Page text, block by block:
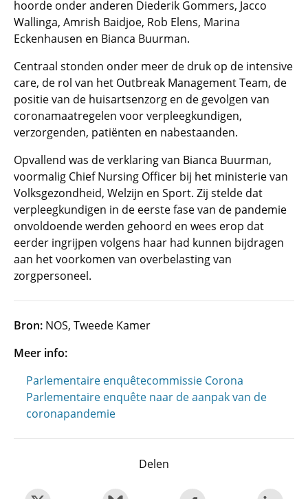
hoorde onder anderen Diederik Gommers, Jacco
Wallinga, Amrish Baidjoe, Rob Elens, Marina
Eckenhausen en Bianca Buurman.
Centraal stonden onder meer de druk op de intensive
care, de rol van het Outbreak Management Team, de
positie van de huisartsenzorg en de gevolgen van
coronamaatregelen voor verpleegkundigen,
verzorgenden, patiënten en nabestaanden.
Opvallend was de verklaring van Bianca Buurman,
voormalig Chief Nursing Officer bij het ministerie van
Volksgezondheid, Welzijn en Sport. Zij stelde dat
verpleegkundigen in de eerste fase van de pandemie
onvoldoende werden gehoord en wees erop dat
eerder ingrijpen volgens haar had kunnen bijdragen
aan het voorkomen van overbelasting van
zorgpersoneel.
Bron: NOS, Tweede Kamer
Meer info:
Parlementaire enquêtecommissie Corona
Parlementaire enquête naar de aanpak van de
coronapandemie
Delen